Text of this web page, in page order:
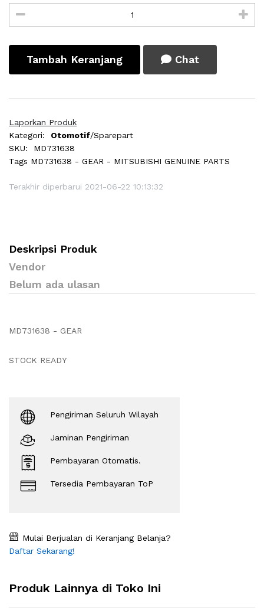
Tambah Keranjang Chat
Laporkan Produk
Kategori:
Otomotif/Sparepart
SKU:
MD731638
Tags MD731638 - GEAR - MITSUBISHI GENUINE PARTS
Terakhir diperbarui 2021-06-22 10:13:32
Deskripsi Produk
Vendor
Belum ada ulasan
MD731638 - GEAR
STOCK READY
Pengiriman Seluruh Wilayah
Jaminan Pengiriman
Pembayaran Otomatis.
Tersedia Pembayaran ToP
Mulai Berjualan di Keranjang Belanja?
Daftar Sekarang!
Produk Lainnya di Toko Ini